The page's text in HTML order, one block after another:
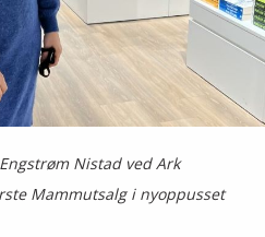
Nistad ved Ark
Mammutsalg i nyoppusset